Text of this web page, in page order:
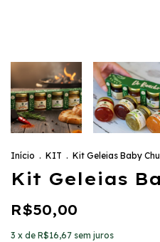
Início . KIT . Kit Geleias Baby
Kit Geleias
R$50,00
3 x de R$16,67 sem juros